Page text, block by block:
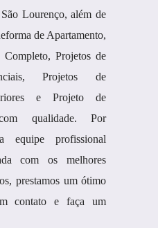
Lourenço, além de
de Apartamento,
Projetos de
Projetos de
e Projeto de
qualidade. Por
equipe profissional
com os melhores
prestamos um ótimo
contato e faça um